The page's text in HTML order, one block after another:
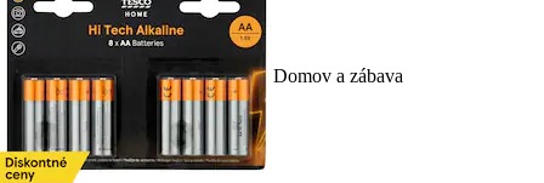
Domov a zábava